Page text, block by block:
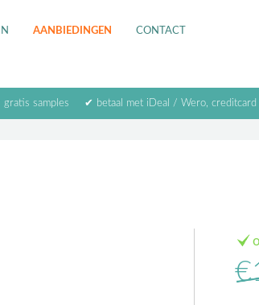
AANBIEDINGEN CONTACT
samples ✔ betaal met iDeal / Wero, creditcard